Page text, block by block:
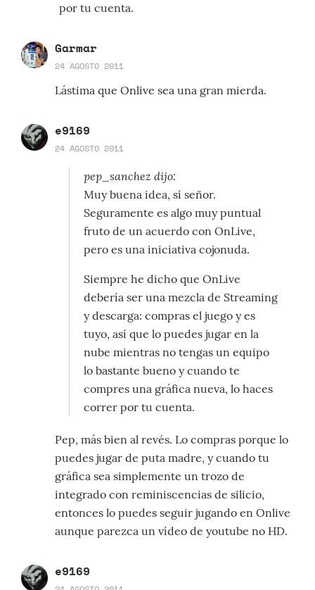
por tu cuenta.
Garmar
24 AGOSTO 2011
Lástima que Onlive sea una gran mierda.
e9169
24 AGOSTO 2011
pep_sanchez dijo:
Muy buena idea, sí señor.
Seguramente es algo muy puntual
fruto de un acuerdo con OnLive,
pero es una iniciativa cojonuda.
Siempre he dicho que OnLive
debería ser una mezcla de Streaming
y descarga: compras el juego y es
tuyo, así que lo puedes jugar en la
nube mientras no tengas un equipo
lo bastante bueno y cuando te
compres una gráfica nueva, lo haces
correr por tu cuenta.
Pep, más bien al revés. Lo compras porque lo
puedes jugar de puta madre, y cuando tu
gráfica sea simplemente un trozo de
integrado con reminiscencias de silicio,
entonces lo puedes seguir jugando en Onlive
aunque parezca un vídeo de youtube no HD.
e9169